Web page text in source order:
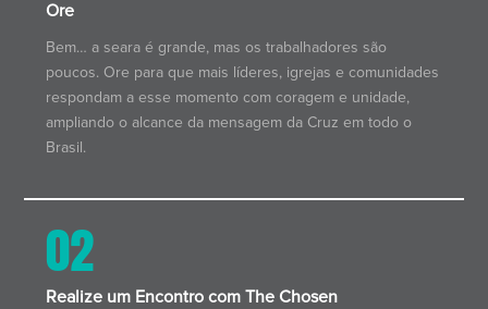
Ore
Bem… a seara é grande, mas os trabalhadores são
poucos. Ore para que mais líderes, igrejas e comunidades
respondam a esse momento com coragem e unidade,
ampliando o alcance da mensagem da Cruz em todo o
Brasil.
02
Realize um Encontro com The Chosen